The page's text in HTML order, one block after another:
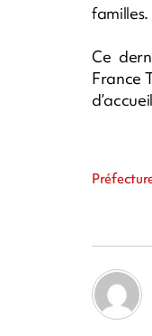
familles.
Ce
France